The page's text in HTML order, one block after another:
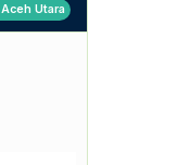
Utara